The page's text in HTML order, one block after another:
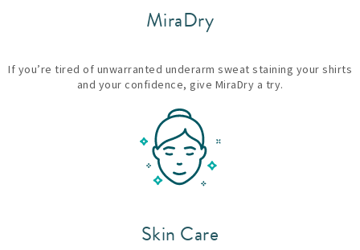
MiraDry
If you’re tired of unwarranted underarm sweat staining your shirts
and your confidence, give MiraDry a try.
Skin Care